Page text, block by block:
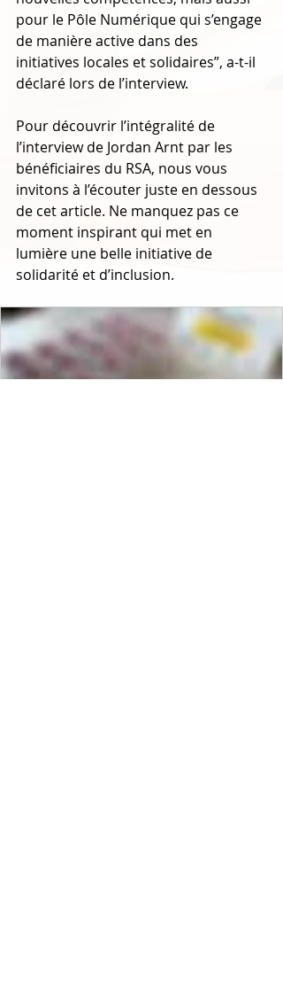
pour le Pôle Numérique qui s’engage
de manière active dans des
initiatives locales et solidaires”, a-t-il
déclaré lors de l’interview.
Pour découvrir l’intégralité de
l’interview de Jordan Arnt par les
bénéficiaires du RSA, nous vous
invitons à l’écouter juste en dessous
de cet article. Ne manquez pas ce
moment inspirant qui met en
lumière une belle initiative de
solidarité et d’inclusion.